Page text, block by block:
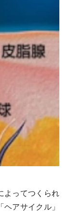
よってつくられ
アサイクル」